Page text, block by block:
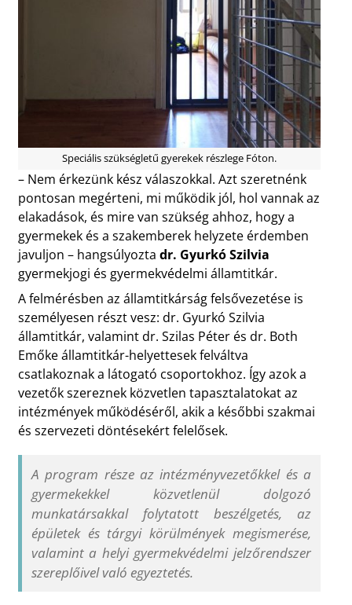
Speciális szükségletű gyerekek részlege Fóton.
– Nem érkezünk kész válaszokkal. Azt szeretnénk
pontosan megérteni, mi működik jól, hol vannak az
elakadások, és mire van szükség ahhoz, hogy a
gyermekek és a szakemberek helyzete érdemben
javuljon – hangsúlyozta dr. Gyurkó Szilvia
gyermekjogi és gyermekvédelmi államtitkár.
A felmérésben az államtitkárság felsővezetése is
személyesen részt vesz: dr. Gyurkó Szilvia
államtitkár, valamint dr. Szilas Péter és dr. Both
Emőke államtitkár-helyettesek felváltva
csatlakoznak a látogató csoportokhoz. Így azok a
vezetők szereznek közvetlen tapasztalatokat az
intézmények működéséről, akik a későbbi szakmai
és szervezeti döntésekért felelősek.
A program része az intézményvezetőkkel és a
gyermekekkel közvetlenül dolgozó
munkatársakkal folytatott beszélgetés, az
épületek és tárgyi körülmények megismerése,
valamint a helyi gyermekvédelmi jelzőrendszer
szereplőivel való egyeztetés.